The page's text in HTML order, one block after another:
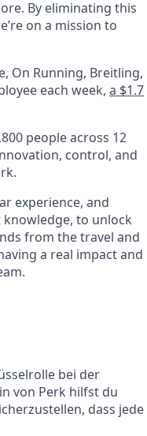
By eliminating this
on a mission to
On Running, Breitling,
each week, a $1.7
people across 12
control, and
experience, and
to unlock
from the travel and
a real impact and
bei der
von Perk hilfst du
dass jede